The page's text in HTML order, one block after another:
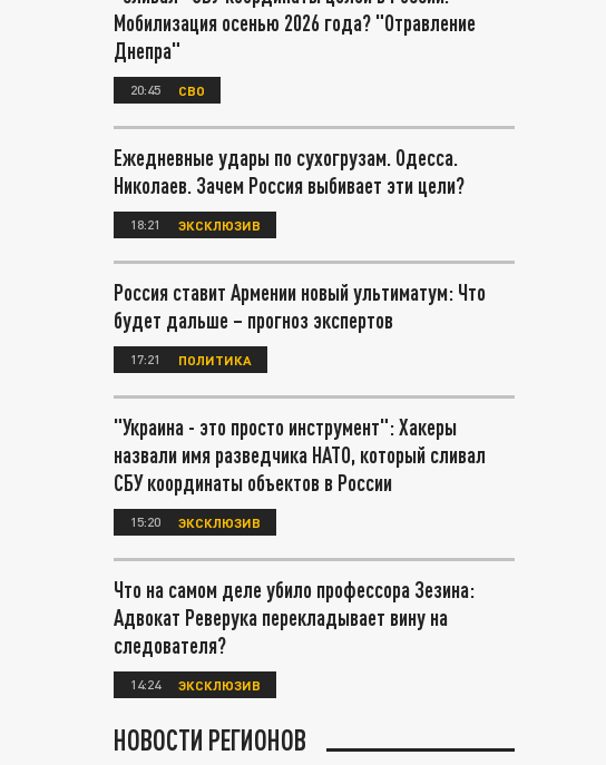
Мобилизация осенью 2026 года? "Отравление
Днепра"
20:45 СВО
Ежедневные удары по сухогрузам. Одесса.
Николаев. Зачем Россия выбивает эти цели?
18:21 ЭКСКЛЮЗИВ
Россия ставит Армении новый ультиматум: Что
будет дальше – прогноз экспертов
17:21 ПОЛИТИКА
"Украина - это просто инструмент": Хакеры
назвали имя разведчика НАТО, который сливал
СБУ координаты объектов в России
15:20 ЭКСКЛЮЗИВ
Что на самом деле убило профессора Зезина:
Адвокат Реверука перекладывает вину на
следователя?
14:24 ЭКСКЛЮЗИВ
НОВОСТИ РЕГИОНОВ